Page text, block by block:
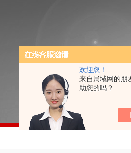
欢迎您！
来自局域网的朋
助您的吗？